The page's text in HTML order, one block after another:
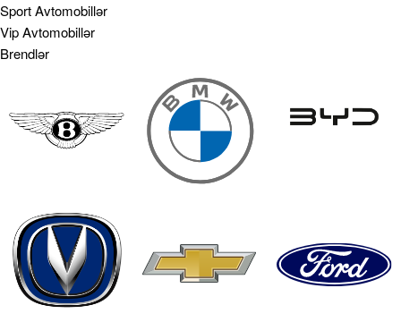
Sport Avtomobillər
Vip Avtomobillər
Brendlər